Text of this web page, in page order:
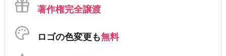
著作権完全譲渡
ロゴの色変更も無料